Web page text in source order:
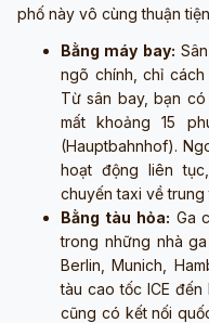
phố này vô cùng thuận
Bằng máy bay:
ngõ chính, chỉ cách
Từ sân bay, bạn
mất khoảng 15
(Hauptbahnhof).
hoạt động liên
chuyến taxi về trung
Bằng tàu hỏa: Ga
trong những nhà
Berlin, Munich,
tàu cao tốc ICE
cũng có kết nối